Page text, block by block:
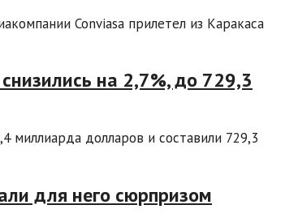
Conviasa прилетел из Каракаса
на 2,7%, до 729,3
долларов и составили 729,3
для него сюрпризом